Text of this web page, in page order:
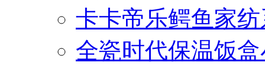
卡卡帝乐鳄鱼家
全瓷时代保温饭